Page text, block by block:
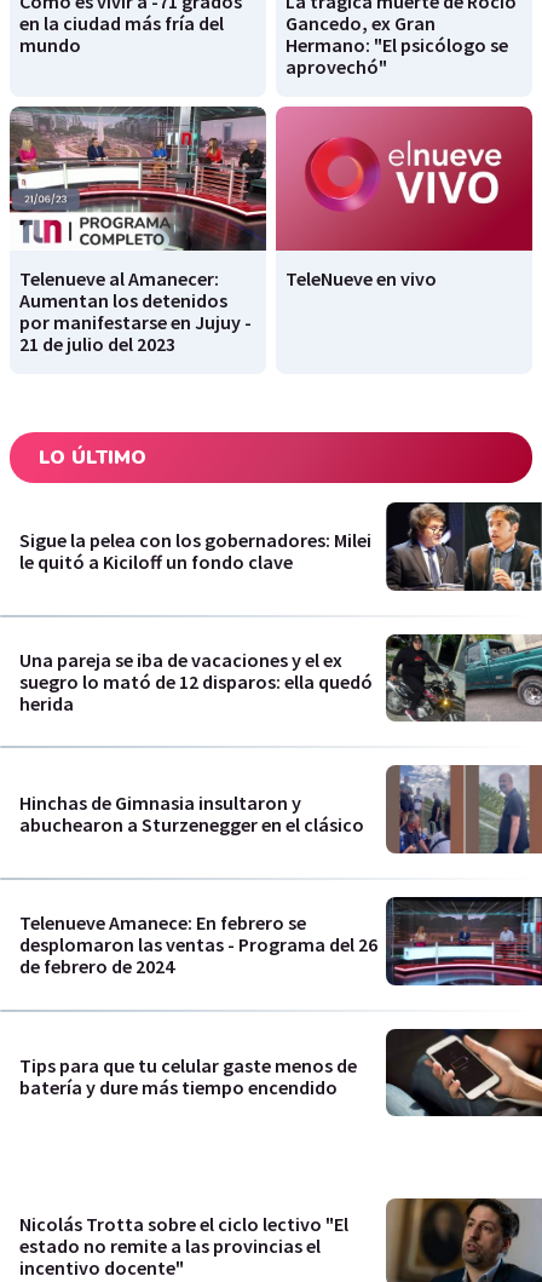
en la ciudad más fría del
mundo
Gancedo, ex Gran
Hermano: "El psicólogo se
aprovechó"
Telenueve al Amanecer:
Aumentan los detenidos
por manifestarse en Jujuy -
21 de julio del 2023
TeleNueve en vivo
LO ÚLTIMO
Sigue la pelea con los gobernadores: Milei
le quitó a Kiciloff un fondo clave
Una pareja se iba de vacaciones y el ex
suegro lo mató de 12 disparos: ella quedó
herida
Hinchas de Gimnasia insultaron y
abuchearon a Sturzenegger en el clásico
Telenueve Amanece: En febrero se
desplomaron las ventas - Programa del 26
de febrero de 2024
Tips para que tu celular gaste menos de
batería y dure más tiempo encendido
Nicolás Trotta sobre el ciclo lectivo "El
estado no remite a las provincias el
incentivo docente"